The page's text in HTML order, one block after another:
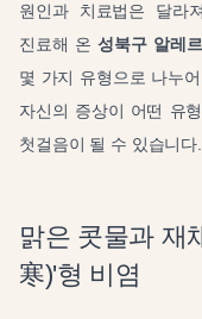
원인과 치료법은 달라
진료해 온성북구 알레
몇 가지 유형으로 나누
자신의 증상이 어떤 유
첫걸음이 될 수 있습니다.
맑은 콧물과 재
寒)'형 비염